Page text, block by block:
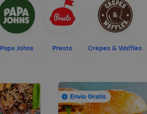
Papa Johns Presto Crepes & Waffles
Envío Gratis